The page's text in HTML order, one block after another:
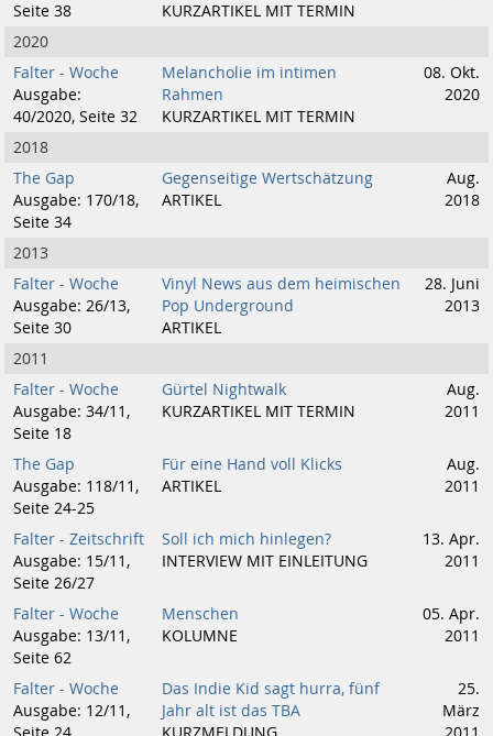
Seite 38
KURZARTIKEL MIT TERMIN
2020
Falter - Woche
Ausgabe:
40/2020, Seite 32
Melancholie im intimen
Rahmen
KURZARTIKEL MIT TERMIN
08. Okt.
2020
2018
The Gap
Ausgabe: 170/18,
Seite 34
Gegenseitige Wertschätzung
ARTIKEL
Aug.
2018
2013
Falter - Woche
Ausgabe: 26/13,
Seite 30
Vinyl News aus dem heimischen
Pop Underground
ARTIKEL
28. Juni
2013
2011
Falter - Woche
Ausgabe: 34/11,
Seite 18
Gürtel Nightwalk
KURZARTIKEL MIT TERMIN
Aug.
2011
The Gap
Ausgabe: 118/11,
Seite 24-25
Für eine Hand voll Klicks
ARTIKEL
Aug.
2011
Falter - Zeitschrift
Ausgabe: 15/11,
Seite 26/27
Soll ich mich hinlegen?
INTERVIEW MIT EINLEITUNG
13. Apr.
2011
Falter - Woche
Ausgabe: 13/11,
Seite 62
Menschen
KOLUMNE
05. Apr.
2011
Falter - Woche
Ausgabe: 12/11,
Das Indie Kid sagt hurra, fünf
Jahr alt ist das TBA
25.
März